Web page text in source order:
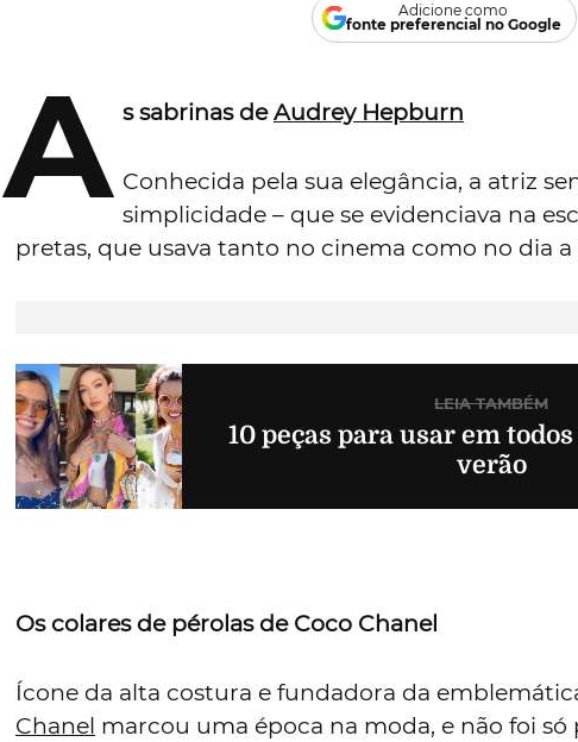
Adicione como
fonte preferencial no Google
A s sabrinas deAudrey Hepburn
Conhecida pela sua elegância, a atriz
simplicidade – que se evidenciava na
pretas, que usava tanto no cinema como no dia a
LEIA TAMBÉM
10 peças para usar em
verão
Os colares de pérolas de Coco Chanel
Ícone da alta costura e fundadora da
Chanel marcou uma época na moda, e não foi só